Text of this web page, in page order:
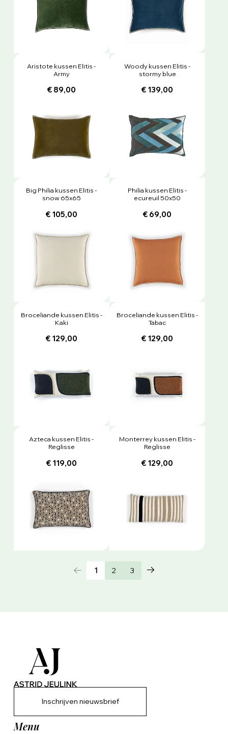
Aristote kussen Elitis -
Army
€ 89,00
Woody kussen Elitis -
stormy blue
€ 139,00
Big Philia kussen Elitis -
snow 65x65
€ 105,00
Philia kussen Elitis -
ecureuil 50x50
€ 69,00
Broceliande kussen Elitis -
Kaki
€ 129,00
Broceliande kussen Elitis -
Tabac
€ 129,00
Azteca kussen Elitis -
Reglisse
€ 119,00
Monterrey kussen Elitis -
Reglisse
€ 129,00
1 2 3
Inschrijven nieuwsbrief
Menu